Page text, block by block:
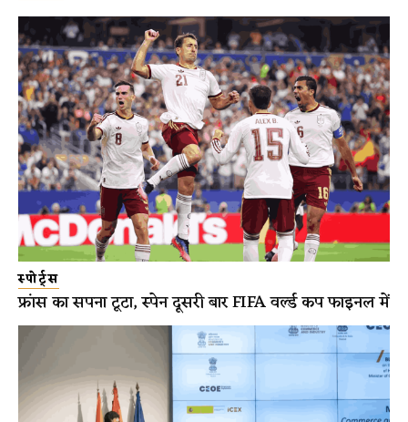
स्पोर्ट्स
फ्रांस का सपना टूटा, स्पेन दूसरी बार FIFA वर्ल्ड कप फाइनल में